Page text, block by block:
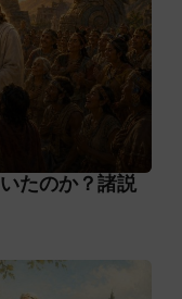
たのか？諸説